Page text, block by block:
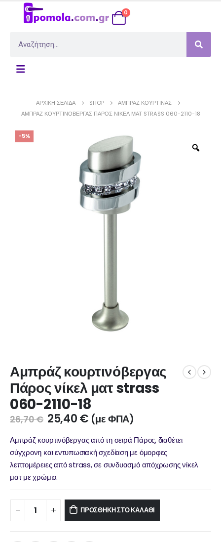
0
ΑΡΧΙΚΉ ΣΕΛΊΔΑ SHOP
ΑΜΠΡΆΖ ΚΟΥΡΤΊΝΑΣ
ΑΜΠΡΆΖ ΚΟΥΡΤΙΝΌΒΕΡΓΑΣ ΠΆΡΟΣ ΝΊΚΕΛ ΜΑΤ STRASS 060-2110-18
-5%
Αμπράζ κουρτινόβεργας
Πάρος νίκελ ματ strass
060-2110-18
26,70€ 25,40€ (με ΦΠΑ)
Αμπράζ κουρτινόβεργας από τη σειρά Πάρος, διαθέτει
σύγχρονη και εντυπωσιακή σχεδίαση με όμορφες
λεπτομέρειες από strass, σε συνδυασμό απόχρωσης νίκελ
ματ με χρώμιο.
ΠΡΟΣΘΉΚΗ ΣΤΟ ΚΑΛΆΘΙ